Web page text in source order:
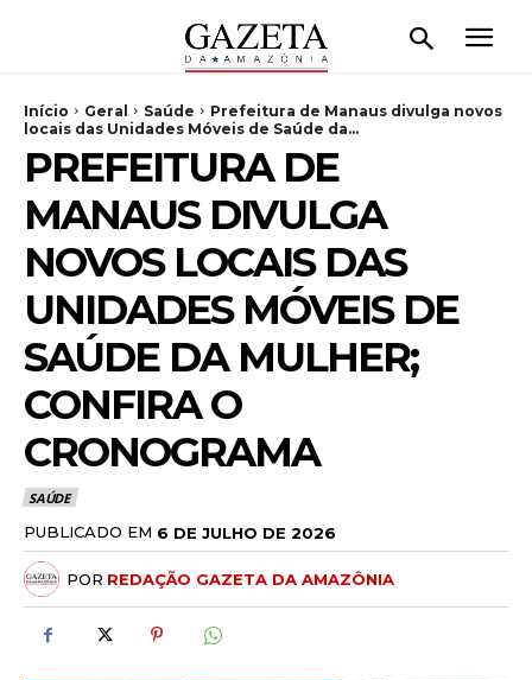
Início Geral Saúde
Prefeitura de Manaus divulga novos
locais das Unidades Móveis de Saúde da...
PREFEITURA DE
MANAUS DIVULGA
NOVOS LOCAIS DAS
UNIDADES MÓVEIS DE
SAÚDE DA MULHER;
CONFIRA O
CRONOGRAMA
SAÚDE
PUBLICADO EM 6 DE JULHO DE 2026
POR REDAÇÃO GAZETA DA AMAZÔNIA